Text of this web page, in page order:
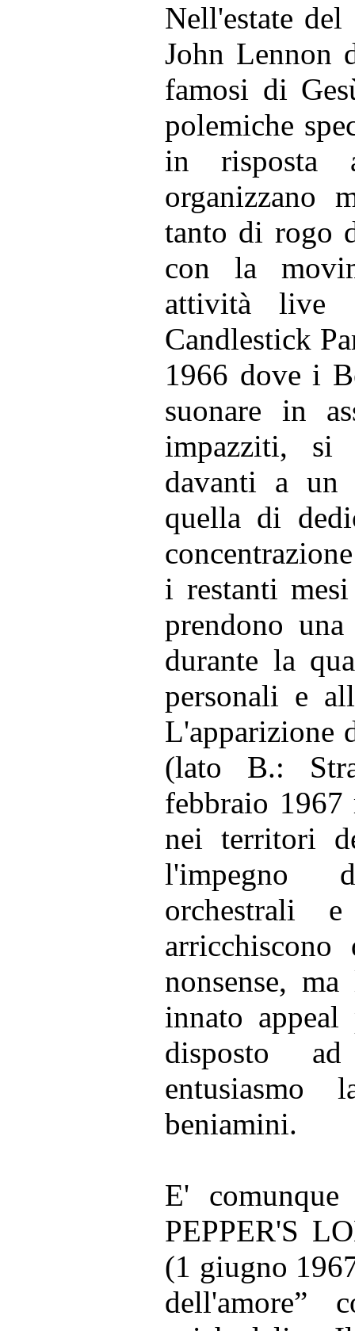
Nell'estate
John Lennon
famosi di
polemiche
in risposta
organizzano
tanto di rogo
con la
attività live
Candlestick
1966 dove i
suonare in
impazziti, si
davanti a un
quella di
i restanti
prendono
durante la
personali e
L'apparizione
(lato B.:
febbraio 1967
nei territori
l'impegno
orchestrali
nonsense,
innato
disposto
beniamini.
E'
PEPPER'S
(1 giugno
dell'amore”